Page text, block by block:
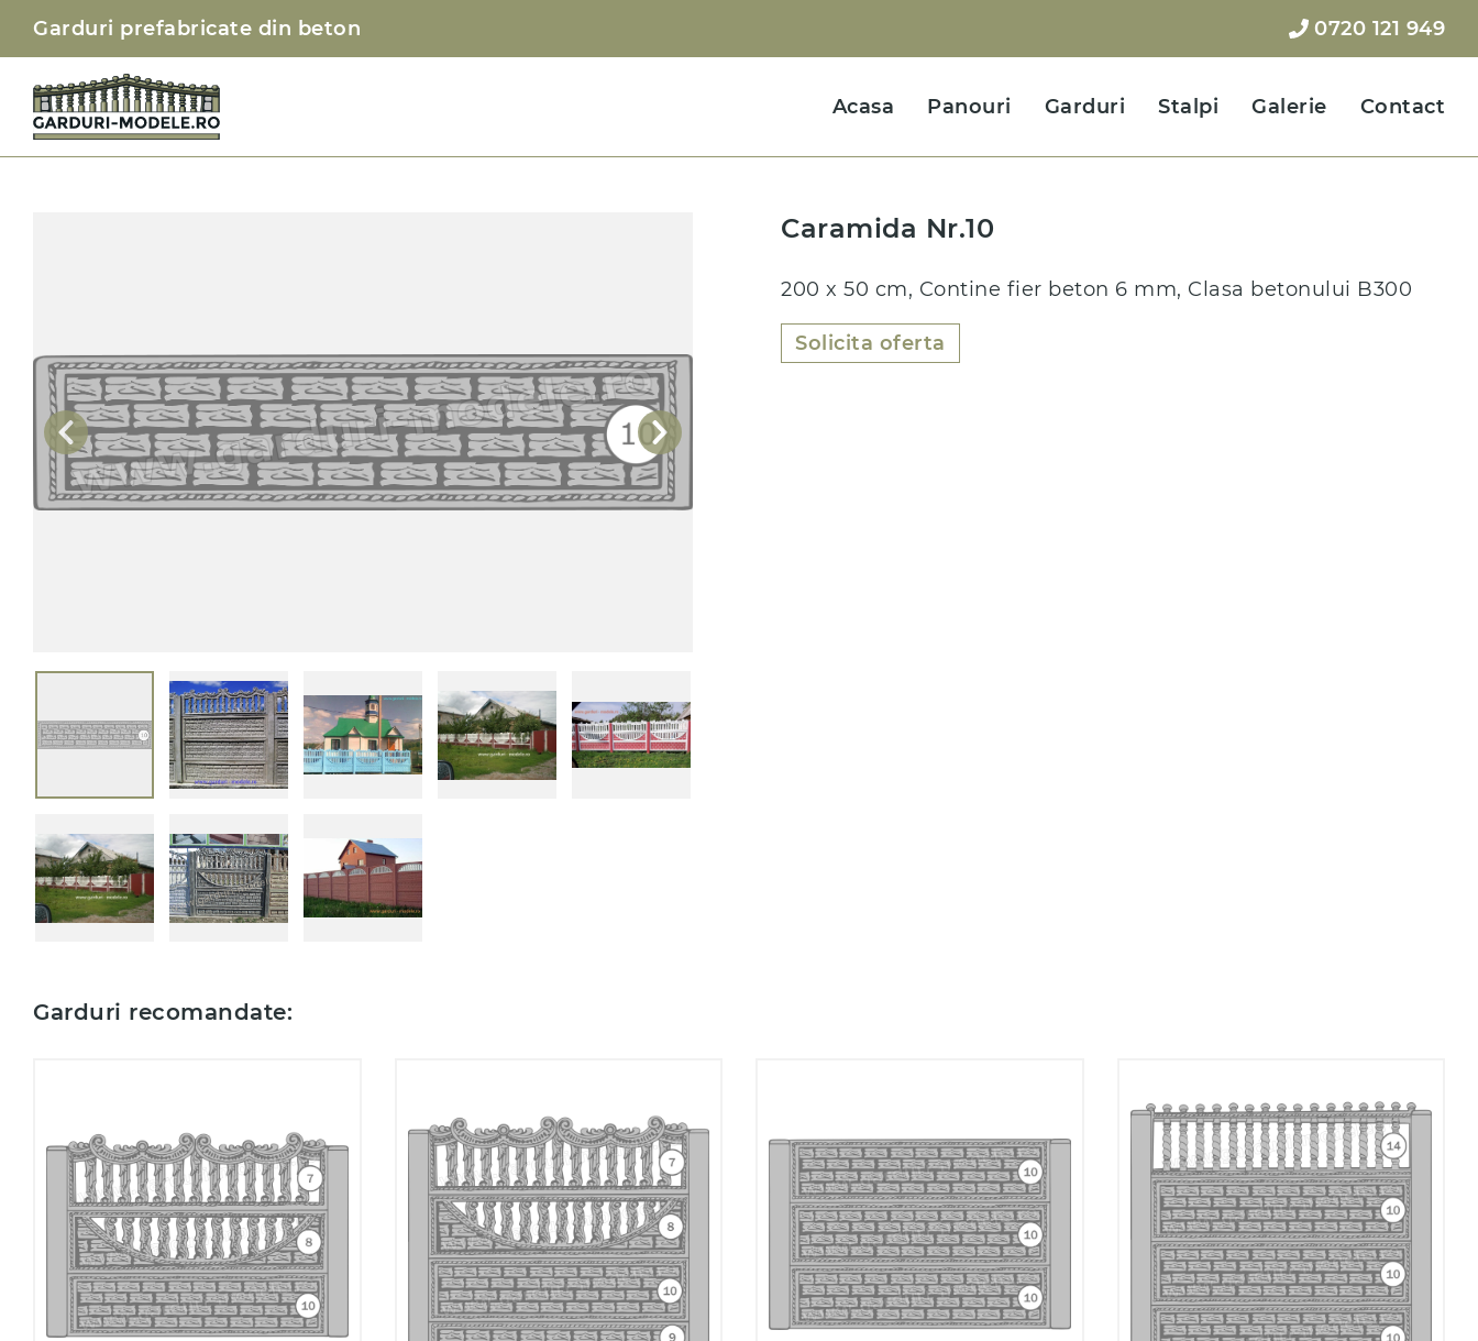
Garduri prefabricate din beton 0720 121 949
Acasa Panouri Garduri Stalpi Galerie Contact
Caramida Nr.10
200 x 50 cm, Contine fier beton 6 mm, Clasa betonului B300
Solicita oferta
Garduri recomandate: